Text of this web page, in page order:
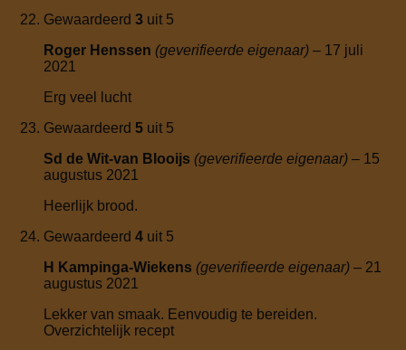
Gewaardeerd 3 uit 5
Roger Henssen (geverifieerde eigenaar) – 17 juli
2021
Erg veel lucht
Gewaardeerd 5 uit 5
Sd de Wit-van Blooijs (geverifieerde eigenaar) – 15
augustus 2021
Heerlijk brood.
Gewaardeerd 4 uit 5
H Kampinga-Wiekens (geverifieerde eigenaar) – 21
augustus 2021
Lekker van smaak. Eenvoudig te bereiden.
Overzichtelijk recept